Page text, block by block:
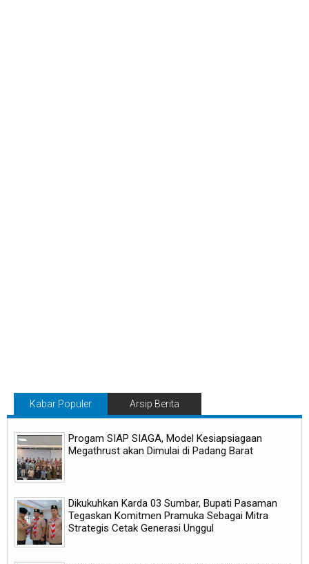
Kabar Populer Arsip Berita
Progam SIAP SIAGA, Model Kesiapsiagaan
Megathrust akan Dimulai di Padang Barat
Dikukuhkan Karda 03 Sumbar, Bupati Pasaman
Tegaskan Komitmen Pramuka Sebagai Mitra
Strategis Cetak Generasi Unggul